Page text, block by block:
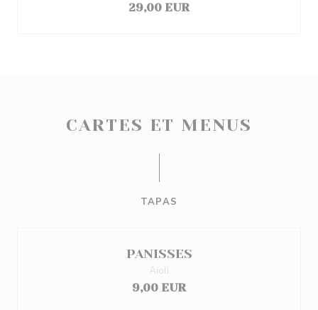
29,00 EUR
CARTES ET MENUS
TAPAS
PANISSES
Aïoli
9,00 EUR